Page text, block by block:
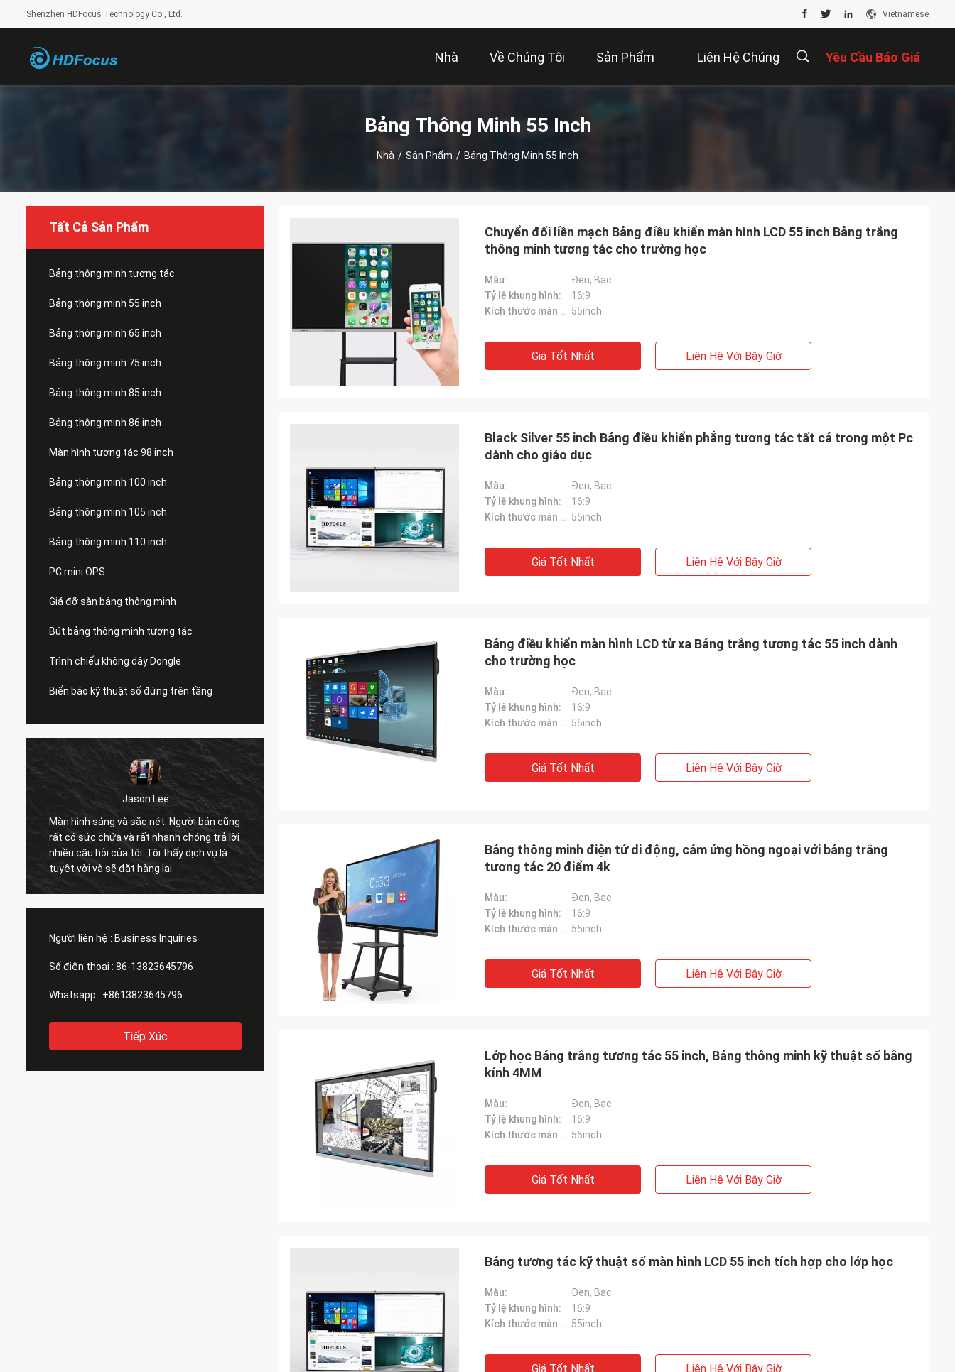
Shenzhen HDFocus Technology Co., Ltd. Vietnamese
Nhà Về Chúng Tôi Sản Phẩm Liên Hệ Chúng Yêu Cầu Báo Giá
Bảng Thông Minh 55 Inch
Nhà / Sản Phẩm / Bảng Thông Minh 55 Inch
Tất Cả Sản Phẩm
Bảng thông minh tương tác
Bảng thông minh 55 inch
Bảng thông minh 65 inch
Bảng thông minh 75 inch
Bảng thông minh 85 inch
Bảng thông minh 86 inch
Màn hình tương tác 98 inch
Bảng thông minh 100 inch
Bảng thông minh 105 inch
Bảng thông minh 110 inch
PC mini OPS
Giá đỡ sàn bảng thông minh
Bút bảng thông minh tương tác
Trình chiếu không dây Dongle
Biển báo kỹ thuật số đứng trên tầng
Jason Lee
Màn hình sáng và sắc nét. Người bán cũng
rất có sức chứa và rất nhanh chóng trả lời
nhiều câu hỏi của tôi. Tôi thấy dịch vụ là
tuyệt vời và sẽ đặt hàng lại.
hỗ trợ tuyệt vời .. hài lòng với sản phẩm ...
tìm kiếm lời mở đầu cho sự cộng tác
nhiều hơn
Người liên hệ : Business Inquiries
Số điện thoại : 86-13823645796
Whatsapp : +8613823645796
Tiếp Xúc
Chuyển đổi liền mạch Bảng điều khiển màn hình LCD 55 inch Bảng trắng
thông minh tương tác cho trường học
Màu:
Đen, Bạc
Tỷ lệ khung hình:
16:9
Kích thước màn hình: 55inch
Giá Tốt Nhất Liên Hệ Với Bây Giờ
Black Silver 55 inch Bảng điều khiển phẳng tương tác tất cả trong một Pc
dành cho giáo dục
Màu:
Đen, Bạc
Tỷ lệ khung hình:
16:9
Kích thước màn hình: 55inch
Giá Tốt Nhất Liên Hệ Với Bây Giờ
Bảng điều khiển màn hình LCD từ xa Bảng trắng tương tác 55 inch dành
cho trường học
Màu:
Đen, Bạc
Tỷ lệ khung hình:
16:9
Kích thước màn hình: 55inch
Giá Tốt Nhất Liên Hệ Với Bây Giờ
Bảng thông minh điện tử di động, cảm ứng hồng ngoại với bảng trắng
tương tác 20 điểm 4k
Màu:
Đen, Bạc
Tỷ lệ khung hình:
16:9
Kích thước màn hình: 55inch
Giá Tốt Nhất Liên Hệ Với Bây Giờ
Lớp học Bảng trắng tương tác 55 inch, Bảng thông minh kỹ thuật số bằng
kính 4MM
Màu:
Đen, Bạc
Tỷ lệ khung hình:
16:9
Kích thước màn hình: 55inch
Giá Tốt Nhất Liên Hệ Với Bây Giờ
Bảng tương tác kỹ thuật số màn hình LCD 55 inch tích hợp cho lớp học
Màu:
Đen, Bạc
Tỷ lệ khung hình:
16:9
Kích thước màn hình: 55inch
Giá Tốt Nhất Liên Hệ Với Bây Giờ